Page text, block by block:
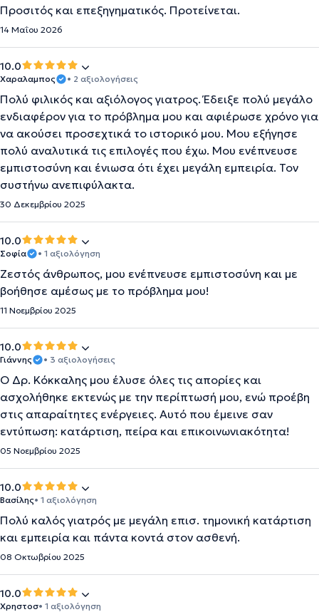
Προσιτός και επεξηγηματικός. Προτείνεται.
14 Μαΐου 2026
10.0
Χαραλαμπος • 2 αξιολογήσεις
Πολύ φιλικός και αξιόλογος γιατρος. Έδειξε πολύ μεγάλο
ενδιαφέρον για το πρόβλημα μου και αφιέρωσε χρόνο για
να ακούσει προσεχτικά το ιστορικό μου. Μου εξήγησε
πολύ αναλυτικά τις επιλογές που έχω. Μου ενέπνευσε
εμπιστοσύνη και ένιωσα ότι έχει μεγάλη εμπειρία. Τον
συστήνω ανεπιφύλακτα.
30 Δεκεμβρίου 2025
10.0
Σοφία • 1 αξιολόγηση
Ζεστός άνθρωπος, μου ενέπνευσε εμπιστοσύνη και με
βοήθησε αμέσως με το πρόβλημα μου!
11 Νοεμβρίου 2025
10.0
Γιάννης • 3 αξιολογήσεις
Ο Δρ. Κόκκαλης μου έλυσε όλες τις απορίες και
ασχολήθηκε εκτενώς με την περίπτωσή μου, ενώ προέβη
στις απαραίτητες ενέργειες. Αυτό που έμεινε σαν
εντύπωση: κατάρτιση, πείρα και επικοινωνιακότητα!
05 Νοεμβρίου 2025
10.0
Βασίλης• 1 αξιολόγηση
Πολύ καλός γιατρός με μεγάλη επισ. τημονική κατάρτιση
και εμπειρία και πάντα κοντά στον ασθενή.
08 Οκτωβρίου 2025
10.0
Χρηστοσ• 1 αξιολόγηση